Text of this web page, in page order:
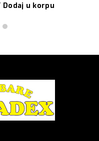
Dodaj u korpu